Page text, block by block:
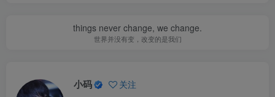
things never change, we change.
世界并没有变，改变的是我们
小码 关注